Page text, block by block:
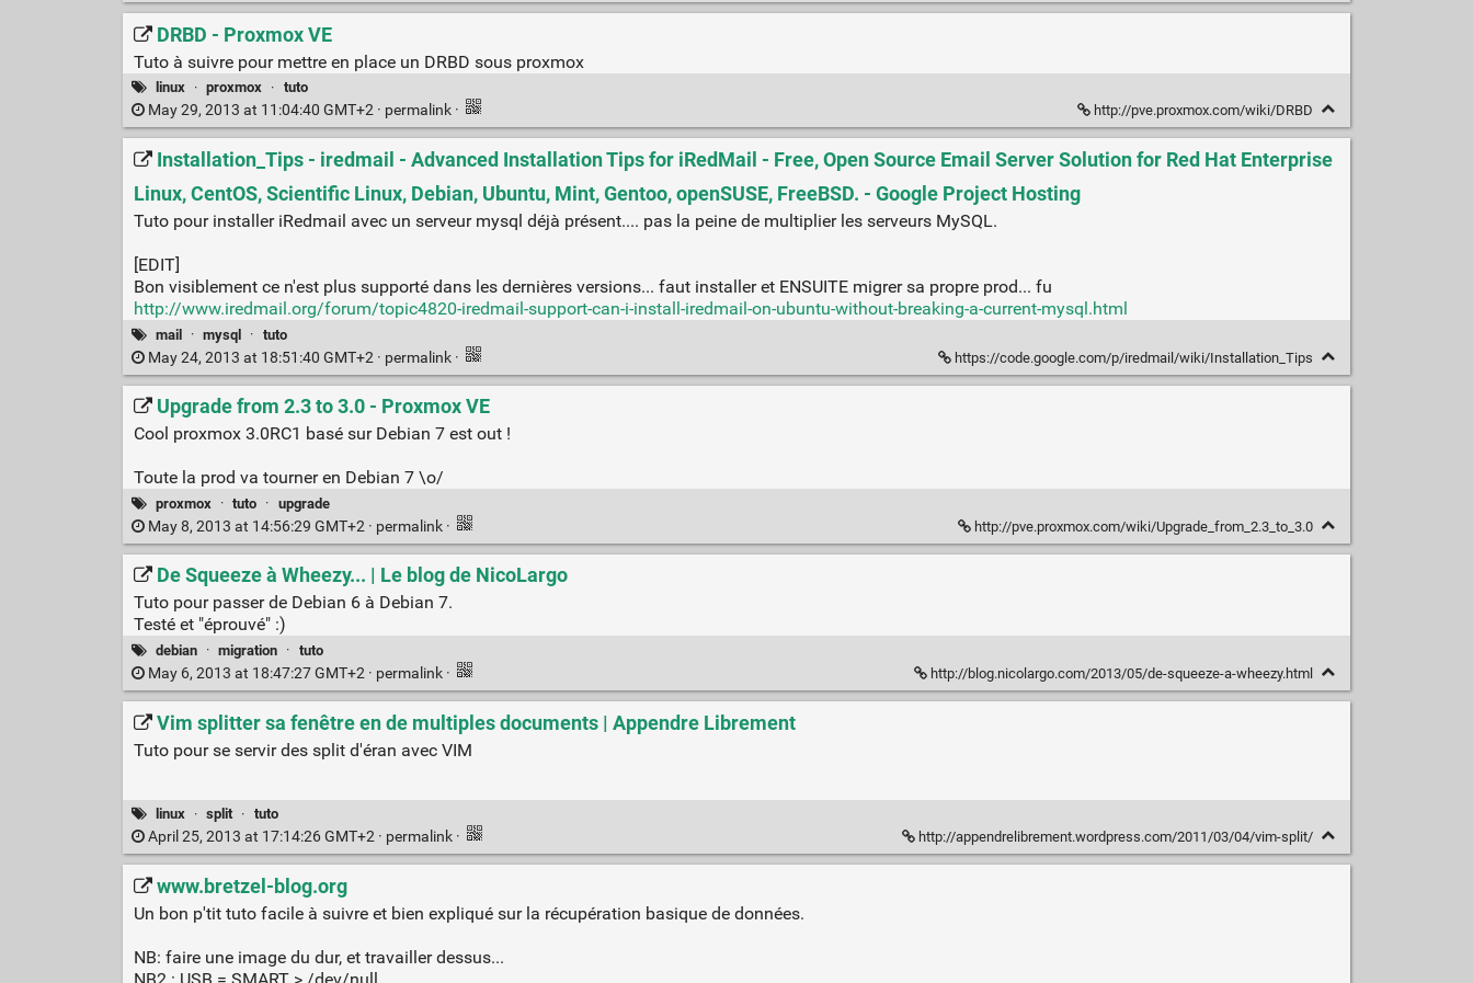
DRBD - Proxmox VE
Tuto à suivre pour mettre en place un DRBD sous proxmox
linux · proxmox · tuto
May 29, 2013 at 11:04:40 GMT+2 · permalink · http://pve.proxmox.com/wiki/DRBD
Installation_Tips - iredmail - Advanced Installation Tips for iRedMail - Free, Open Source Email Server Solution for Red Hat Enterprise
Linux, CentOS, Scientific Linux, Debian, Ubuntu, Mint, Gentoo, openSUSE, FreeBSD. - Google Project Hosting
Tuto pour installer iRedmail avec un serveur mysql déjà présent.... pas la peine de multiplier les serveurs MySQL.
[EDIT]
Bon visiblement ce n'est plus supporté dans les dernières versions... faut installer et ENSUITE migrer sa propre prod... fu
http://www.iredmail.org/forum/topic4820-iredmail-support-can-i-install-iredmail-on-ubuntu-without-breaking-a-current-mysql.html
mail · mysql · tuto
May 24, 2013 at 18:51:40 GMT+2 · permalink · https://code.google.com/p/iredmail/wiki/Installation_Tips
Upgrade from 2.3 to 3.0 - Proxmox VE
Cool proxmox 3.0RC1 basé sur Debian 7 est out !
Toute la prod va tourner en Debian 7 \o/
proxmox · tuto · upgrade
May 8, 2013 at 14:56:29 GMT+2 · permalink · http://pve.proxmox.com/wiki/Upgrade_from_2.3_to_3.0
De Squeeze à Wheezy... | Le blog de NicoLargo
Tuto pour passer de Debian 6 à Debian 7.
Testé et "éprouvé" :)
debian · migration · tuto
May 6, 2013 at 18:47:27 GMT+2 · permalink · http://blog.nicolargo.com/2013/05/de-squeeze-a-wheezy.html
Vim splitter sa fenêtre en de multiples documents | Appendre Librement
Tuto pour se servir des split d'éran avec VIM
linux · split · tuto
April 25, 2013 at 17:14:26 GMT+2 · permalink · http://appendrelibrement.wordpress.com/2011/03/04/vim-split/
www.bretzel-blog.org
Un bon p'tit tuto facile à suivre et bien expliqué sur la récupération basique de données.
NB: faire une image du dur, et travailler dessus...